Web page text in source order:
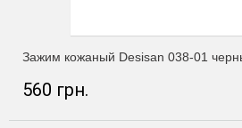
Зажим кожаный Desisan 038-01
560 грн.